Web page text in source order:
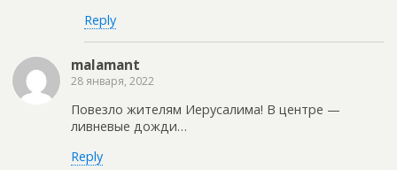
Reply
malamant
28 января, 2022
Повезло жителям Иерусалима! В центре —
ливневые дожди…
Reply